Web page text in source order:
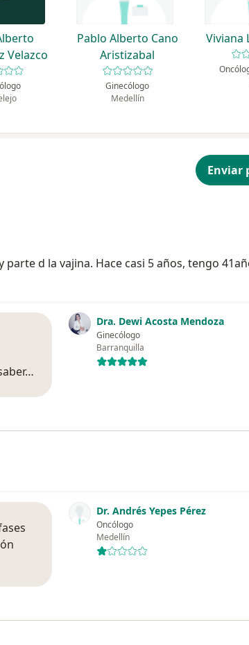
Velazco
Pablo Alberto Cano
Aristizabal
Ginecólogo
Medellín
Viviana
Enviar
d la vajina. Hace casi 5 años, tengo
Dra. Dewi Acosta Mendoza
Ginecólogo
Barranquilla
Dr. Andrés Yepes Pérez
Oncólogo
Medellín